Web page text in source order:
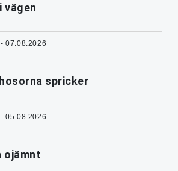
vägen
07.08.2026
spricker
05.08.2026
ojämnt